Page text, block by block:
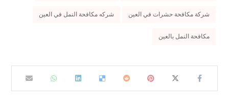
شركة مكافحة حشرات في العين شركه مكافحة النمل في العين
مكافحة النمل بالعين